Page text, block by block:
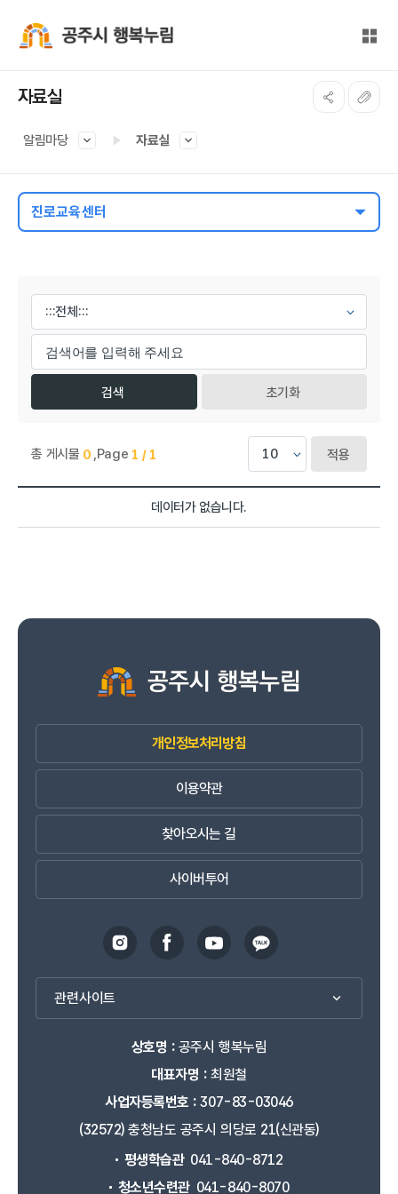
전체
자료실
알림마당 자료실
진로교육센터
초기화
총 게시물 0 ,Page 1 / 1 적용
진로교육센터 > 자료실 목록으로 번호, 제목, 작성자, 조회수,등록
데이터가 없습니다.
개인정보처리방침
이용약관
찾아오시는 길
사이버투어
관련사이트
상호명 :공주시 행복누림
대표자명 :최원철
사업자등록번호 :307-83-03046
(32572) 충청남도 공주시 의당로 21(신관동)
평생학습관 041-840-8712
청소년수련관 041-840-8070